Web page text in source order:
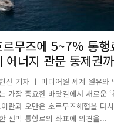
르무즈에 5~7% 통
에너지 관문 통제권
선 기자 ㅣ 미디어원 세계 원유와
가장 중요한 바닷길에서 새로운
란과 오만은 호르무즈해협을 다
선박 통항로의 좌표에 의견을...